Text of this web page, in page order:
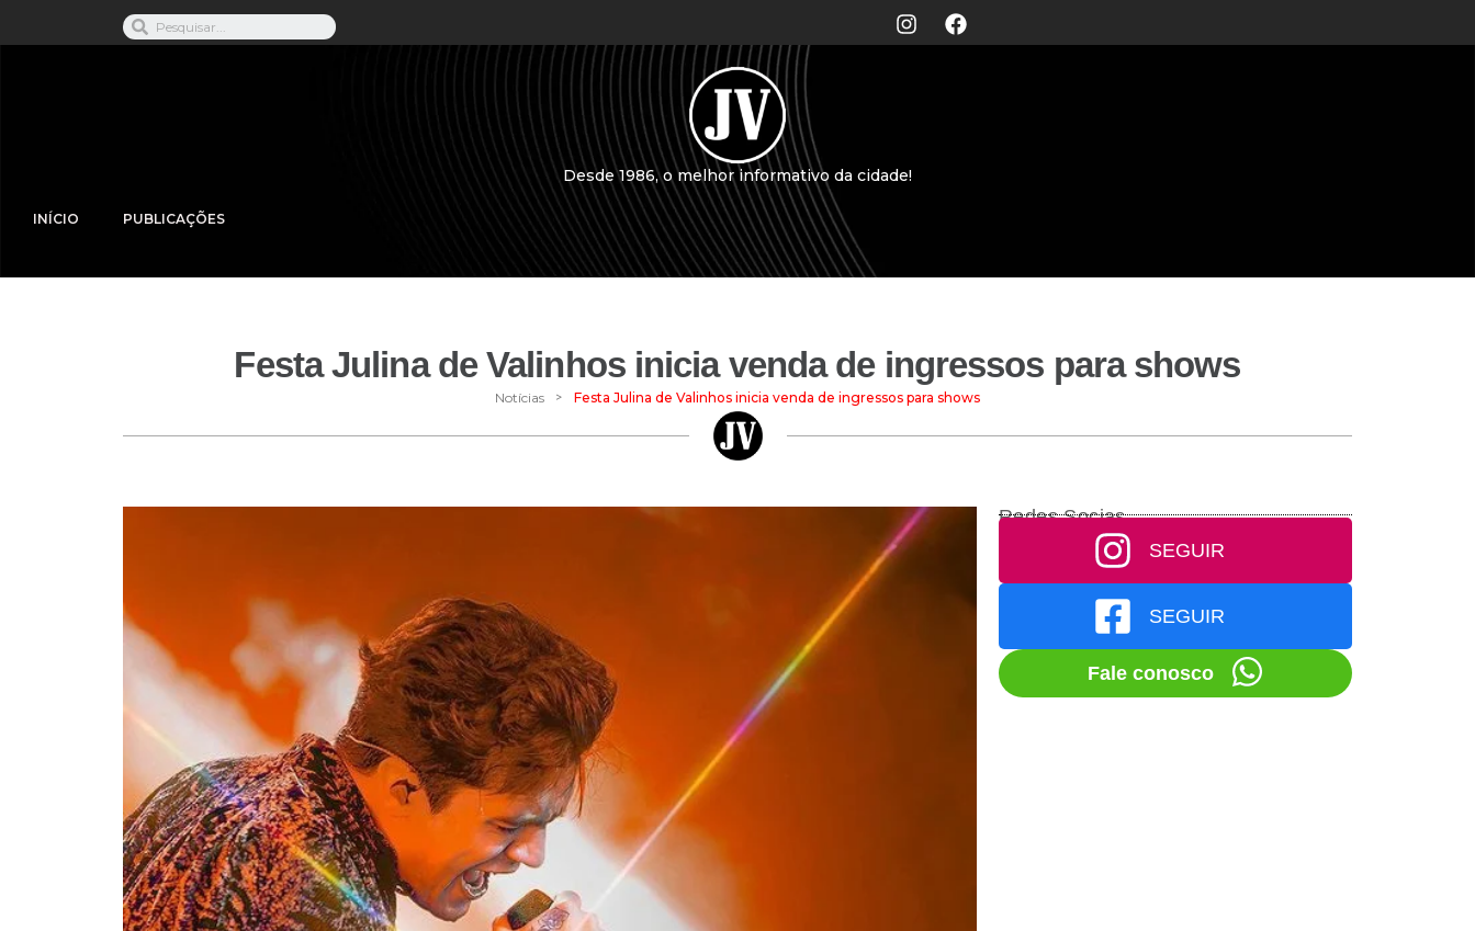
Desde 1986, o melhor informativo da cidade!
INÍCIO PUBLICAÇÕES
Festa Julina de Valinhos inicia venda de ingressos para shows
Notícias > Festa Julina de Valinhos inicia venda de ingressos para shows
Redes Socias
SEGUIR
SEGUIR
Fale conosco